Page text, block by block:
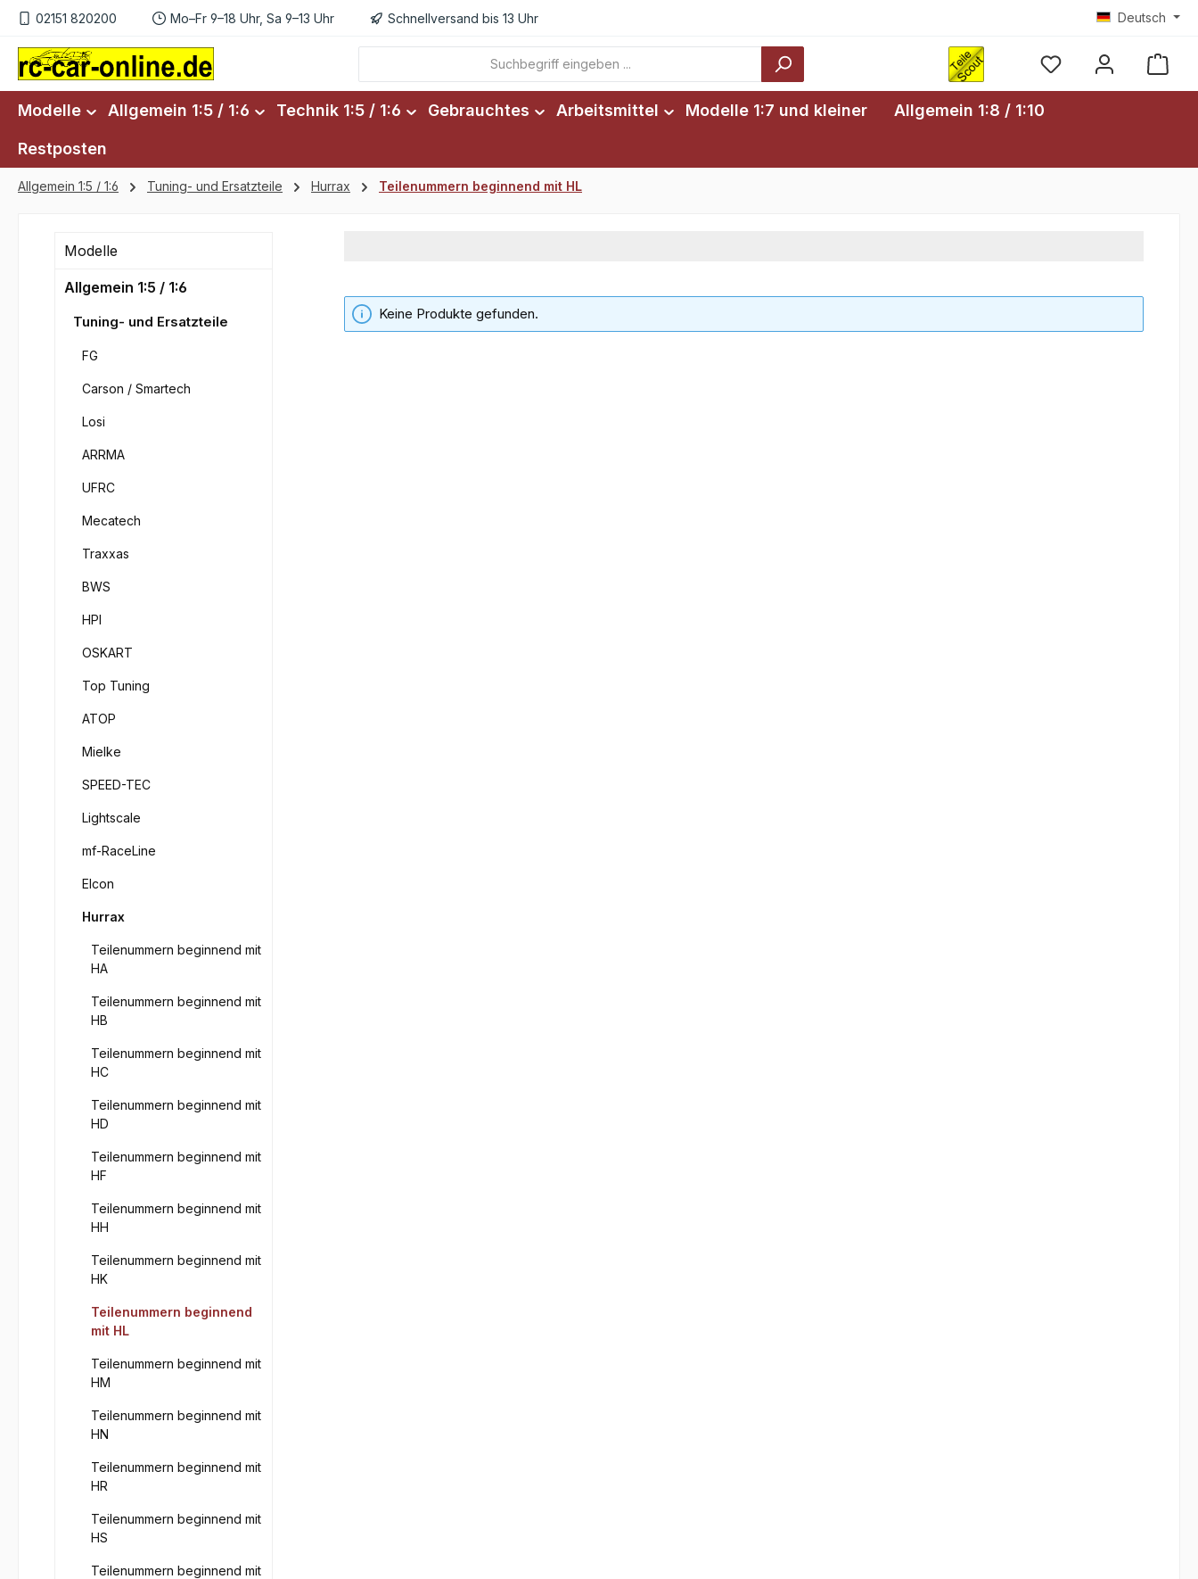
Hauptinhalt springen
Zur Suche springen
Zur Hauptnavigation springen
02151 820200 Mo–Fr 9–18 Uhr, Sa 9–13 Uhr Schnellversand bis 13 Uhr Deutsch
Modelle Allgemein 1:5 / 1:6 Technik 1:5 / 1:6 Gebrauchtes Arbeitsmittel Modelle 1:7 und kleiner Allgemein 1:8 / 1:10
Restposten
Allgemein 1:5 / 1:6 Tuning- und Ersatzteile Hurrax Teilenummern beginnend mit HL
Modelle
Allgemein 1:5 / 1:6
Tuning- und Ersatzteile
FG
Carson / Smartech
Losi
ARRMA
UFRC
Mecatech
Traxxas
BWS
HPI
OSKART
Top Tuning
ATOP
Mielke
SPEED-TEC
Lightscale
mf-RaceLine
Elcon
Hurrax
Teilenummern beginnend mit
HA
Teilenummern beginnend mit
HB
Teilenummern beginnend mit
HC
Teilenummern beginnend mit
HD
Teilenummern beginnend mit
HF
Teilenummern beginnend mit
HH
Teilenummern beginnend mit
HK
Teilenummern beginnend
mit HL
Teilenummern beginnend mit
HM
Teilenummern beginnend mit
HN
Teilenummern beginnend mit
HR
Teilenummern beginnend mit
HS
Teilenummern beginnend mit
Keine Produkte gefunden.